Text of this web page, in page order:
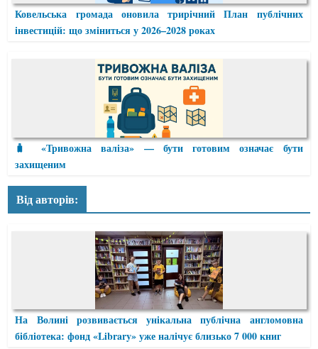
Ковельська громада оновила трирічний План публічних
інвестицій: що зміниться у 2026–2028 роках
🧳 «Тривожна валіза» — бути готовим означає бути
захищеним
Від авторів:
На Волині розвивається унікальна публічна англомовна
бібліотека: фонд «Library» уже налічує близько 7 000 книг